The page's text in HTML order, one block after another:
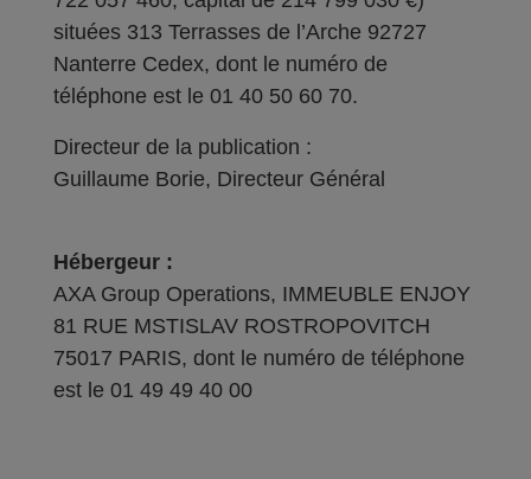
situées 313 Terrasses de l’Arche 92727
Nanterre Cedex, dont le numéro de
téléphone est le 01 40 50 60 70.
Directeur de la publication :
Guillaume Borie, Directeur Général
Hébergeur :
AXA Group Operations, IMMEUBLE ENJOY
81 RUE MSTISLAV ROSTROPOVITCH
75017 PARIS, dont le numéro de téléphone
est le 01 49 49 40 00